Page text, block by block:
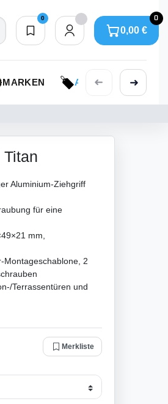
0
Merkliste
0
0,00 €
0,00 €
MARKEN AKTIONEN
➜ ➜
Aluminium-Ziehgriff
für eine
mm,
Montageschablone, 2
Terrassentüren und
Merkliste